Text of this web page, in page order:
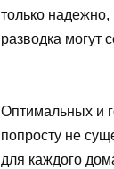
только
разводка могут
Оптимальных и
попросту не
для каждого